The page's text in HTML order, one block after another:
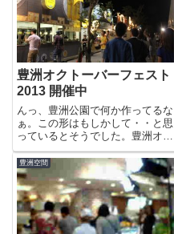
の...
豊洲オクトーバーフェスト
2013 開催中
んっ、豊洲公園で何か作ってるな
ぁ。この形はもしかして・・と思
っているとそうでした。豊洲オク
トーバーフェスト2013！7月19日
（金）から始まりました。夜は結
構涼しくてビールをガンガン飲む
感じではなく、席も十分座れる空
きがありましたがかなりの...
豊洲空間